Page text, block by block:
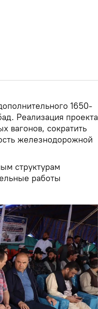
1650-
Реализация проекта
вагонов, сократить
железнодорожной
структурам
работы